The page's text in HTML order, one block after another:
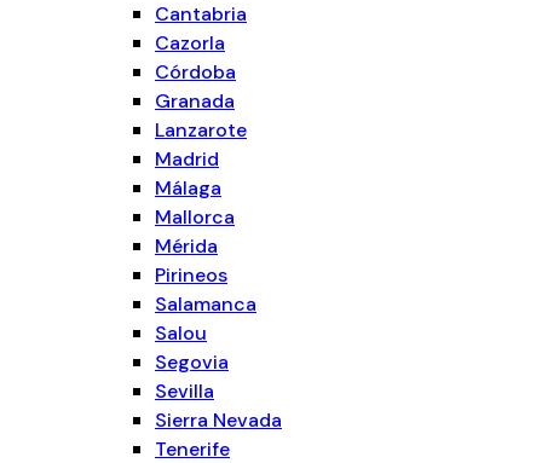
Cantabria
Cazorla
Córdoba
Granada
Lanzarote
Madrid
Málaga
Mallorca
Mérida
Pirineos
Salamanca
Salou
Segovia
Sevilla
Sierra Nevada
Tenerife